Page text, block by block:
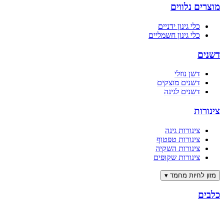
מוצרים נלווים
כלי גינון ידניים
כלי גינון חשמליים
דשנים
דשן נוזלי
דשנים מוצקים
דשנים לגינה
צינורות
צינורות גינה
צינורות טפטוף
צינורות השקיה
צינורות שקופים
מזון לחיות מחמד ▾
כלבים